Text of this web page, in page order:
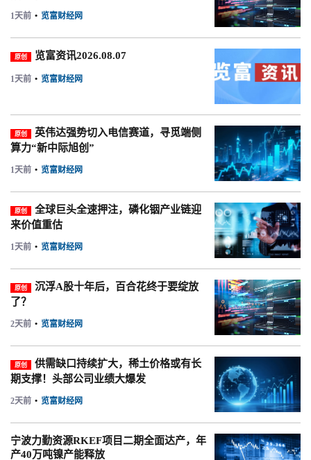
1天前 • 览富财经网
原创 览富资讯2026.08.07
1天前 • 览富财经网
原创
英伟达强势切入电信赛道，寻觅端侧
算力“新中际旭创”
1天前 • 览富财经网
原创
全球巨头全速押注，磷化铟产业链迎
来价值重估
1天前 • 览富财经网
原创
沉浮A股十年后，百合花终于要绽放
了？
2天前 • 览富财经网
原创
供需缺口持续扩大，稀土价格或有长
期支撑！头部公司业绩大爆发
2天前 • 览富财经网
宁波力勤资源RKEF项目二期全面达产，年
产40万吨镍产能释放